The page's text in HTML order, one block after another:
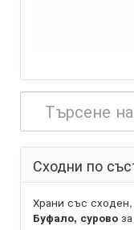
Сходни по
Храни със
Буфало, сурово